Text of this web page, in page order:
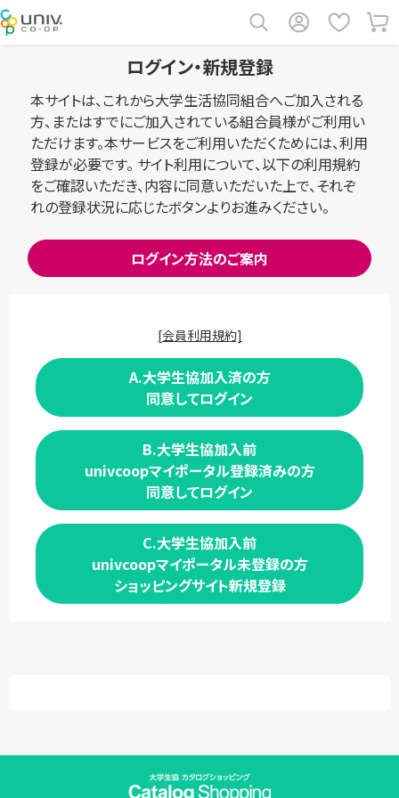
ログイン・新規登録
本サイトは、これから大学生活協同組合へご加入される
方、またはすでにご加入されている組合員様がご利用い
ただけます。本サービスをご利用いただくためには、利用
登録が必要です。 サイト利用について、以下の利用規約
をご確認いただき、内容に同意いただいた上で、それぞ
れの登録状況に応じたボタンよりお進みください。
ログイン方法のご案内
[会員利用規約]
A.大学生協加入済の方
同意してログイン
B.大学生協加入前
univcoopマイポータル登録済みの方
同意してログイン
C.大学生協加入前
univcoopマイポータル未登録の方
ショッピングサイト新規登録